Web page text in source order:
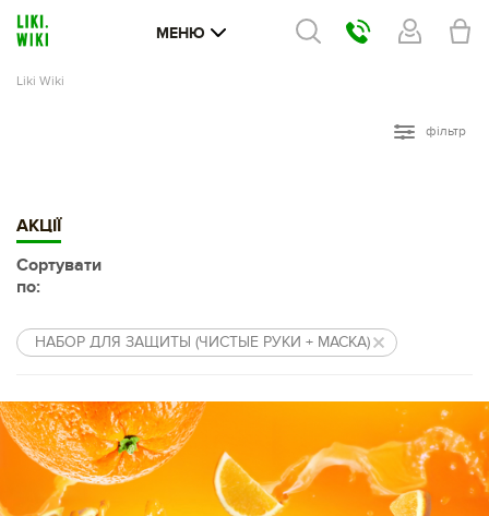
МЕНЮ
Liki Wiki
фільтр
АКЦІЇ
Сортувати
по:
НАБОР ДЛЯ ЗАЩИТЫ (ЧИСТЫЕ РУКИ + МАСКА)